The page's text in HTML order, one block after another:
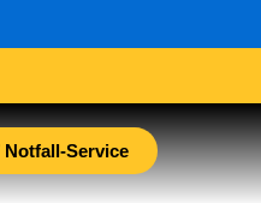
Notfall-Service